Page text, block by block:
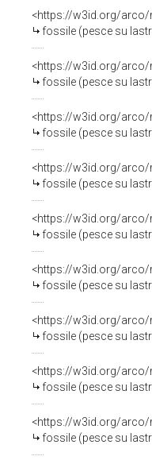
<https://w3id.org/arco/
fossile (pesce su
<https://w3id.org/arco/
fossile (pesce su
<https://w3id.org/arco/
fossile (pesce su
<https://w3id.org/arco/
fossile (pesce su
<https://w3id.org/arco/
fossile (pesce su
<https://w3id.org/arco/
fossile (pesce su
<https://w3id.org/arco/
fossile (pesce su
<https://w3id.org/arco/
fossile (pesce su
<https://w3id.org/arco/
fossile (pesce su